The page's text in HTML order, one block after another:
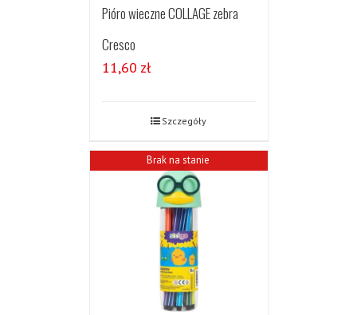
Pióro wieczne COLLAGE zebra
Cresco
11,60 zł
Szczegóły
Brak na stanie